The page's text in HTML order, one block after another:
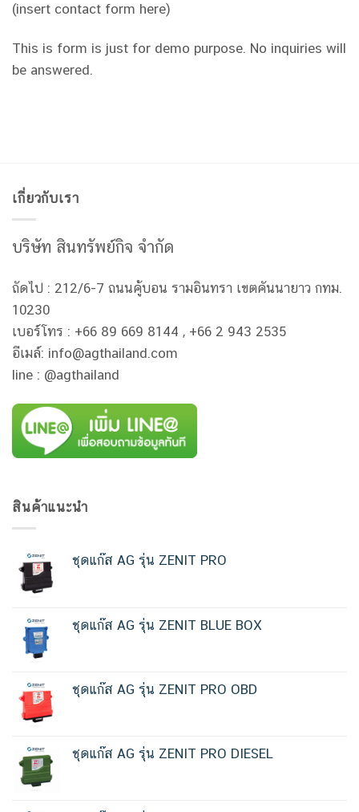
(insert contact form here)
This is form is just for demo purpose. No inquiries will
be answered.
เกี่ยวกับเรา
บริษัท สินทรัพย์กิจ จำกัด
ถัดไป : 212/6-7 ถนนคู้บอน รามอินทรา เขตคันนายาว กทม.
10230
เบอร์โทร : +66 89 669 8144 , +66 2 943 2535
อีเมล์: info@agthailand.com
line : @agthailand
สินค้าแนะนำ
ชุดแก๊ส AG รุ่น ZENIT PRO
ชุดแก๊ส AG รุ่น ZENIT BLUE BOX
ชุดแก๊ส AG รุ่น ZENIT PRO OBD
ชุดแก๊ส AG รุ่น ZENIT PRO DIESEL